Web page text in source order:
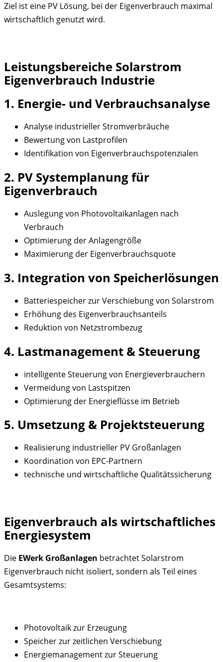
Ziel ist eine PV Lösung, bei der Eigenverbrauch maximal
wirtschaftlich genutzt wird.
Leistungsbereiche Solarstrom
Eigenverbrauch Industrie
1. Energie- und Verbrauchsanalyse
Analyse industrieller Stromverbräuche
Bewertung von Lastprofilen
Identifikation von Eigenverbrauchspotenzialen
2. PV Systemplanung für
Eigenverbrauch
Auslegung von Photovoltaikanlagen nach
Verbrauch
Optimierung der Anlagengröße
Maximierung der Eigenverbrauchsquote
3. Integration von Speicherlösungen
Batteriespeicher zur Verschiebung von Solarstrom
Erhöhung des Eigenverbrauchsanteils
Reduktion von Netzstrombezug
4. Lastmanagement & Steuerung
intelligente Steuerung von Energieverbrauchern
Vermeidung von Lastspitzen
Optimierung der Energieflüsse im Betrieb
5. Umsetzung & Projektsteuerung
Realisierung industrieller PV Großanlagen
Koordination von EPC-Partnern
technische und wirtschaftliche Qualitätssicherung
Eigenverbrauch als wirtschaftliches
Energiesystem
Die EWerk Großanlagen betrachtet Solarstrom
Eigenverbrauch nicht isoliert, sondern als Teil eines
Gesamtsystems:
Photovoltaik zur Erzeugung
Speicher zur zeitlichen Verschiebung
Energiemanagement zur Steuerung